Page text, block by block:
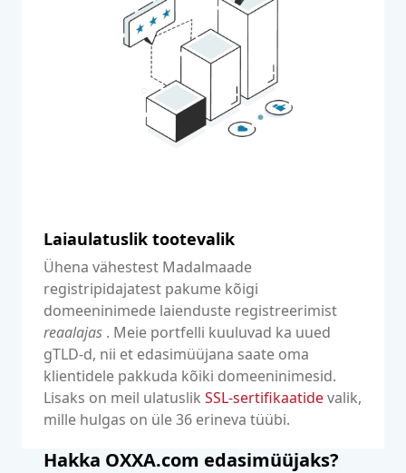
Laiaulatuslik tootevalik
Ühena vähestest Madalmaade
registripidajatest pakume kõigi
domeeninimede laienduste registreerimist
reaalajas . Meie portfelli kuuluvad ka uued
gTLD-d, nii et edasimüüjana saate oma
klientidele pakkuda kõiki domeeninimesid.
Lisaks on meil ulatuslik SSL-sertifikaatidevalik,
mille hulgas on üle 36 erineva tüübi.
Hakka OXXA.com edasimüüjaks?